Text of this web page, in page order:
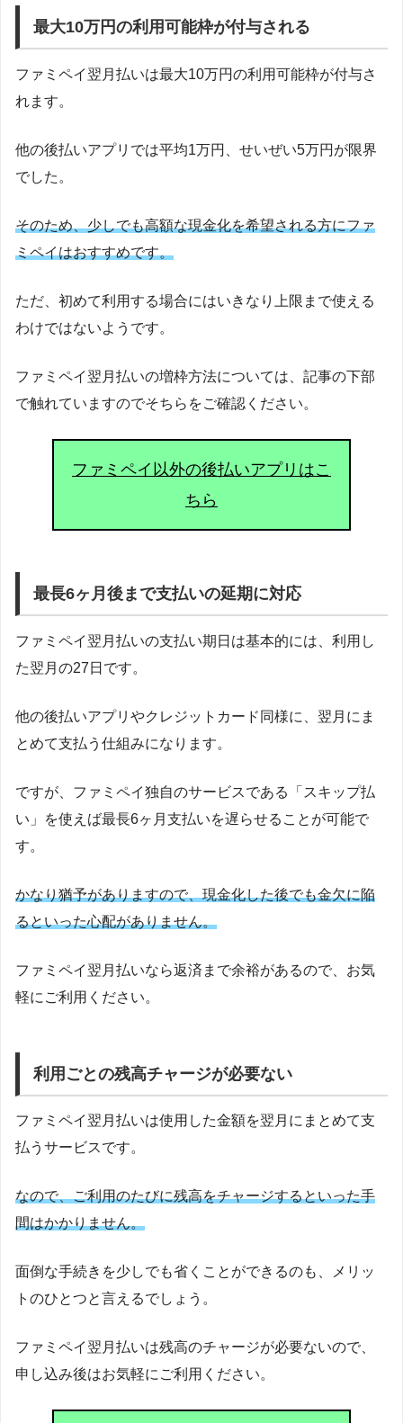
最大10万円の利用可能枠が付与される
ファミペイ翌月払いは最大10万円の利用可能枠が付与さ
れます。
他の後払いアプリでは平均1万円、せいぜい5万円が限界
でした。
そのため、少しでも高額な現金化を希望される方にファ
ミペイはおすすめです。
ただ、初めて利用する場合にはいきなり上限まで使える
わけではないようです。
ファミペイ翌月払いの増枠方法については、記事の下部
で触れていますのでそちらをご確認ください。
ファミペイ以外の後払いアプリはこ
ちら
最長6ヶ月後まで支払いの延期に対応
ファミペイ翌月払いの支払い期日は基本的には、利用し
た翌月の27日です。
他の後払いアプリやクレジットカード同様に、翌月にま
とめて支払う仕組みになります。
ですが、ファミペイ独自のサービスである「スキップ払
い」を使えば最長6ヶ月支払いを遅らせることが可能で
す。
かなり猶予がありますので、現金化した後でも金欠に陥
るといった心配がありません。
ファミペイ翌月払いなら返済まで余裕があるので、お気
軽にご利用ください。
利用ごとの残高チャージが必要ない
ファミペイ翌月払いは使用した金額を翌月にまとめて支
払うサービスです。
なので、ご利用のたびに残高をチャージするといった手
間はかかりません。
面倒な手続きを少しでも省くことができるのも、メリッ
トのひとつと言えるでしょう。
ファミペイ翌月払いは残高のチャージが必要ないので、
申し込み後はお気軽にご利用ください。